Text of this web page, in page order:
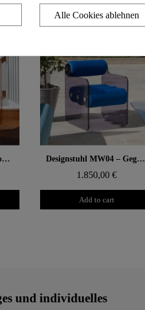
Designstuhl MW04 – Bronze gegossene PMMA-Paneele, Schaumsitz Aperçu rapide Designstuhl MW04 – Gegossene PMMA-Paneele in Grau, Sitz aus offenporigem Schaum
1.850,00 €
Add to cart
und individuelles
Alle Cookies ablehnen